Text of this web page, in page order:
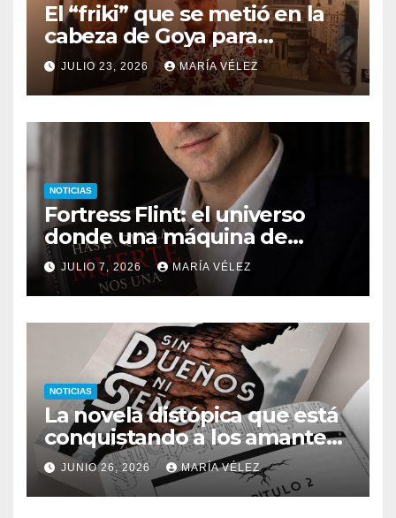
El “friki” que se metió en la
cabeza de Goya para
descubrir qué esconden sus
monstruos
JULIO 23, 2026 MARÍA VÉLEZ
NOTICIAS
Fortress Flint: el universo
donde una máquina de
escribir, un silbido o un
recuerdo pueden cambiarlo
todo
JULIO 7, 2026 MARÍA VÉLEZ
NOTICIAS
La novela distópica que está
conquistando a los amantes
del romance y la ciencia
ficción: así es Sin dueños ni
señores
JUNIO 26, 2026 MARÍA VÉLEZ